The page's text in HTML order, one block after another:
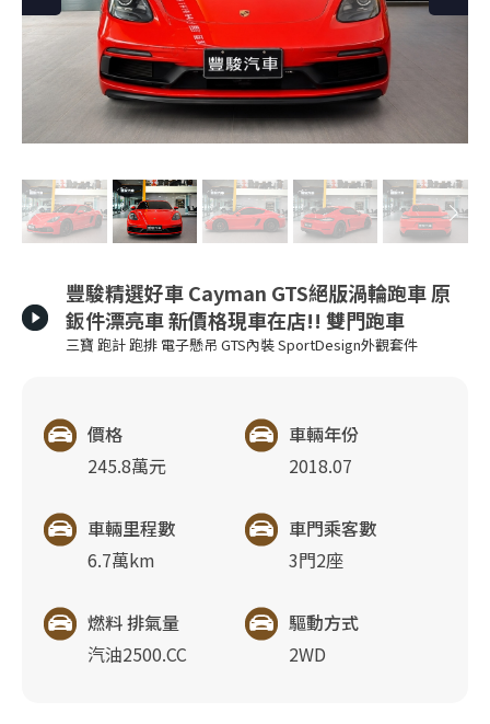
豐駿精選好車 Cayman GTS絕版渦輪跑車 原
鈑件漂亮車 新價格現車在店!! 雙門跑車
三寶 跑計 跑排 電子懸吊 GTS內裝 SportDesign外觀套件
價格
245.8萬元
車輛年份
2018.07
車輛里程數
6.7萬km
車門乘客數
3門2座
燃料 排氣量
汽油2500.CC
驅動方式
2WD